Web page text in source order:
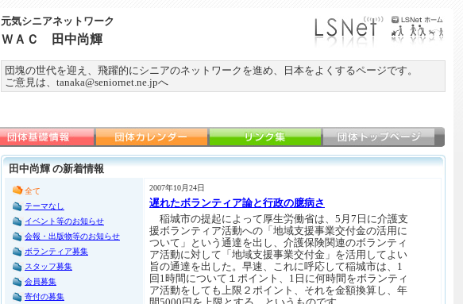
元気シニアネットワーク
ＷＡＣ 田中尚輝
団塊の世代を迎え、飛躍的にシニアのネットワークを進め、日本をよくするページです。
ご意見は、tanaka@seniornet.ne.jpへ
田中尚輝 の新着情報
全て
テーマなし
イベント等のお知らせ
会報・出版物等のお知らせ
ボランティア募集
スタッフ募集
会員募集
寄付の募集
2007年10月24日
遅れたボランティア論と行政の臆病さ
稲城市の提起によって厚生労働省は、5月7日に介護支
援ボランティア活動への「地域支援事業交付金の活用に
ついて」という通達を出し、介護保険関連のボランティ
ア活動に対して「地域支援事業交付金」を活用してよい
旨の通達を出した。早速、これに呼応して稲城市は、1
回1時間について１ポイント、1日に何時間をボランティ
ア活動をしても上限２ポイント、それを金額換算し、年